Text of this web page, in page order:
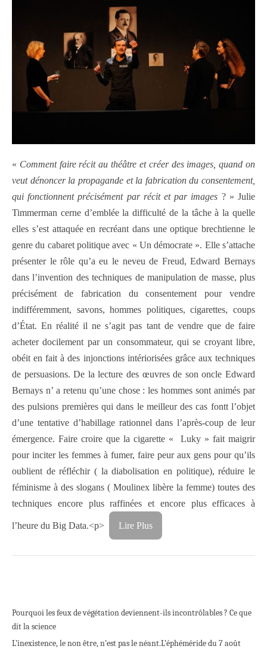
« Comment faire récit au théâtre et créer des images, quand on
veut dénoncer la propagande et la fabrication du consentement,
qui fonctionnent précisément par récit et par images ? » Julie
Timmerman cerne d’emblée la difficulté de la tâche à la quelle
elles s’est attaquée en recréant dans une optique brechtienne le
genre du cabaret politique avec « Un démocrate ». Elle s’attache
présenter le rôle qu’a eu le neveu de Freud, Edward Bernays
dans l’invention des techniques de manipulation de masse, plus
précisément de fabrication du consentement pour vendre
indifféremment, savons, hommes politiques, cigarettes, coups
d’État. En réalité il ne s’agit pas tant de vendre que de faire
acheter docilement par un consommateur, qui se croyant libre,
obéit en fait à des injonctions intériorisées grâce aux techniques
de persuasions. De la lecture des œuvres de son oncle Edward
Bernays n’ a retenu qu’une chose : les hommes sont animés par
des pulsions premières qui dans le meilleur des cas fontt l’objet
d’une tentative d’habillage rationnel dans l’après-coup de leur
émergence. Faire croire que la cigarette « Luky » fait maigrir
pour inciter les femmes à fumer, faire peur aux gens pour qu’ils
oublient de réfléchir ( la diabolisation en politique), réduire le
féminisme à des slogans ( Moulinex libère la femme) toutes des
techniques encore plus raffinées et encore plus efficaces à
l’heure du Big Data.<p> Lire Plus
Pourquoi les feux de végétation deviennent-ils incontrôlables ? Ce que
dit la science
L’inexistence, le non être, n’est pas le néant.L’éphéméride du 7 août